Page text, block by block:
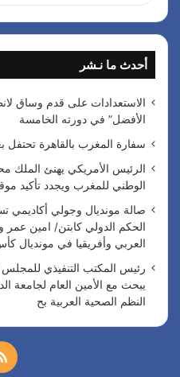
أحدث ما نـشر
الاستعدادات على قدم وساق
الأفضل” في دورته الخامسة
سفارة المغرب بالقاهرة تحتفل
الرئيس الأمريكي يهنئ الملك
الوطني للمغرب ويجدد تأكيد
صالة مونديال وجولي أكاديمي
الحكم الدولي كابتن/ امين
العربي وأفريقيا في مونديال كأس العالم
رئيس المكتب التنفيذي
يبحث مع الأمين العام لجامعة
النظم الصحية العربية بح